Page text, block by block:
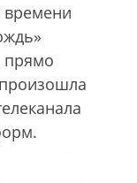
времени
прямо